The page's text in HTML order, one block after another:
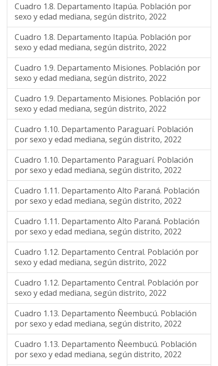
Cuadro 1.8. Departamento Itapúa. Población por
sexo y edad mediana, según distrito, 2022
Cuadro 1.8. Departamento Itapúa. Población por
sexo y edad mediana, según distrito, 2022
Cuadro 1.9. Departamento Misiones. Población por
sexo y edad mediana, según distrito, 2022
Cuadro 1.9. Departamento Misiones. Población por
sexo y edad mediana, según distrito, 2022
Cuadro 1.10. Departamento Paraguarí. Población
por sexo y edad mediana, según distrito, 2022
Cuadro 1.10. Departamento Paraguarí. Población
por sexo y edad mediana, según distrito, 2022
Cuadro 1.11. Departamento Alto Paraná. Población
por sexo y edad mediana, según distrito, 2022
Cuadro 1.11. Departamento Alto Paraná. Población
por sexo y edad mediana, según distrito, 2022
Cuadro 1.12. Departamento Central. Población por
sexo y edad mediana, según distrito, 2022
Cuadro 1.12. Departamento Central. Población por
sexo y edad mediana, según distrito, 2022
Cuadro 1.13. Departamento Ñeembucú. Población
por sexo y edad mediana, según distrito, 2022
Cuadro 1.13. Departamento Ñeembucú. Población
por sexo y edad mediana, según distrito, 2022